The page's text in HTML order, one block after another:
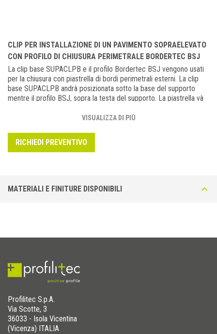
CLIP PER INSTALLAZIONE DI UN PAVIMENTO SOPRAELEVATO
CON PROFILO DI CHIUSURA PERIMETRALE BORDERTEC BSJ
La clip base SUPACLPB e il profilo Bordertec BSJ vengono usati
per la chiusura con piastrella di bordi perimetrali esterni. La clip
base SUPACLPB andrà posizionata sotto la base del supporto
mentre il profilo BSJ, sopra la testa del supporto. La piastrella và
VISUALIZZA DI PIÙ
RICHIEDI PREVENTIVO
MATERIALI E FINITURE DISPONIBILI
Profilitec S.p.A.
Via Scotte, 3
36033 - Isola Vicentina
(Vicenza) ITALIA